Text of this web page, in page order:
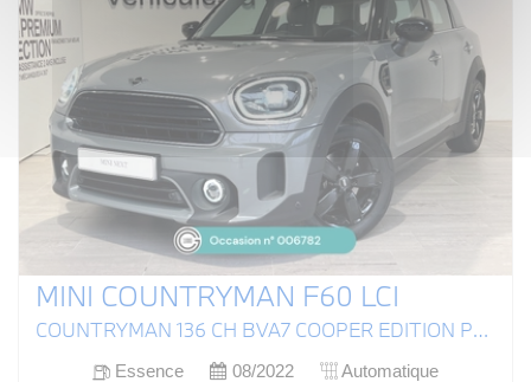
MINI COUNTRYMAN F60 LCI
COUNTRYMAN 136 CH BVA7 COOPER EDITION PREMIUM PLUS
Essence 08/2022
Automatique